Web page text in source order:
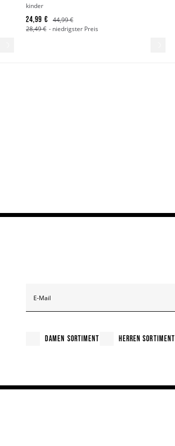
kinder
24,99 €
44,99 €
28,49 € - niedrigster Preis
E-Mail
DAMEN SORTIMENT HERREN SORTIMENT